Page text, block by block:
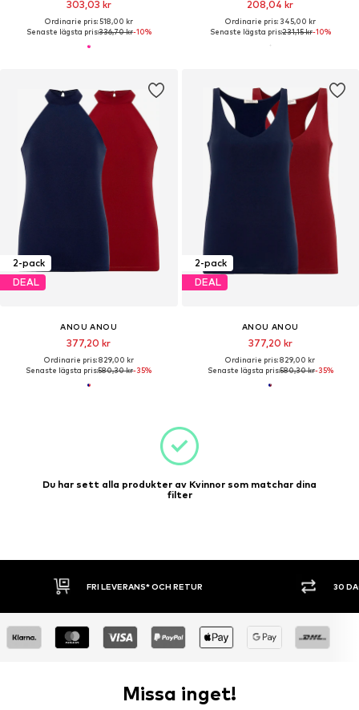
303,03 kr
Ordinarie pris: 518,00 kr
Senaste lägsta pris:336,70 kr-10%
208,04 kr
Ordinarie pris: 345,00 kr
Senaste lägsta pris:231,15 kr-10%
2-pack
DEAL
ANOU ANOU
377,20 kr
Ordinarie pris: 829,00 kr
Senaste lägsta pris:580,30 kr-35%
2-pack
DEAL
ANOU ANOU
377,20 kr
Ordinarie pris: 829,00 kr
Senaste lägsta pris:580,30 kr-35%
Du har sett alla produkter av Kvinnor som matchar dina
filter
30 DAGARS ÖPPET KÖP
Missa inget!